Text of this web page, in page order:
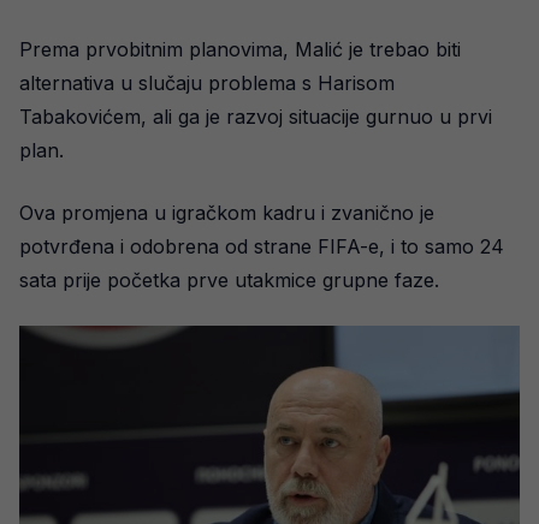
Prema prvobitnim planovima, Malić je trebao biti
alternativa u slučaju problema s Harisom
Tabakovićem, ali ga je razvoj situacije gurnuo u prvi
plan.
Ova promjena u igračkom kadru i zvanično je
potvrđena i odobrena od strane FIFA-e, i to samo 24
sata prije početka prve utakmice grupne faze.